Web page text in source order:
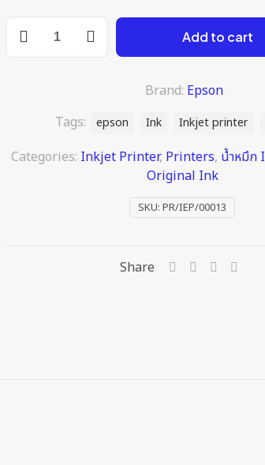
เติม
quantity
Add to cart
SKU: PR/IEP/00013
Categories: Inkjet Printer, Printers, น้ำหมึก
Original Ink
Tags: epson Ink Inkjet printer
Brand: Epson
Share